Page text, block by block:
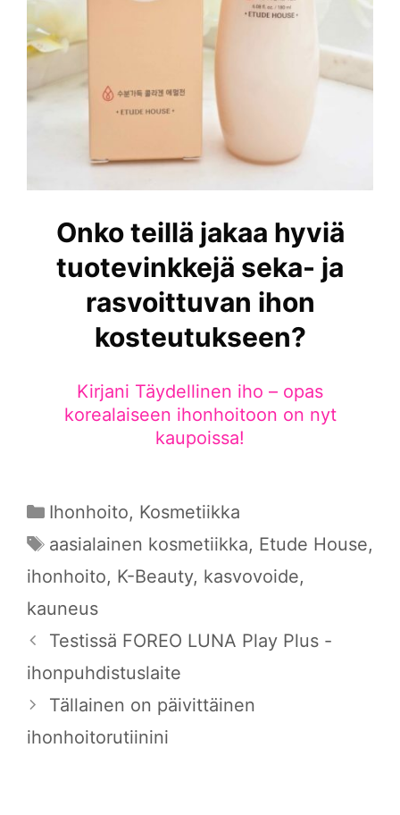
Onko teillä jakaa hyviä
tuotevinkkejä seka- ja
rasvoittuvan ihon
kosteutukseen?
Kirjani Täydellinen iho – opas
korealaiseen ihonhoitoon on nyt
kaupoissa!
Kategoriat
Ihonhoito, Kosmetiikka
Avainsanat
aasialainen kosmetiikka, Etude House,
ihonhoito, K-Beauty, kasvovoide,
kauneus
Testissä FOREO LUNA Play Plus -
ihonpuhdistuslaite
Tällainen on päivittäinen
ihonhoitorutiinini